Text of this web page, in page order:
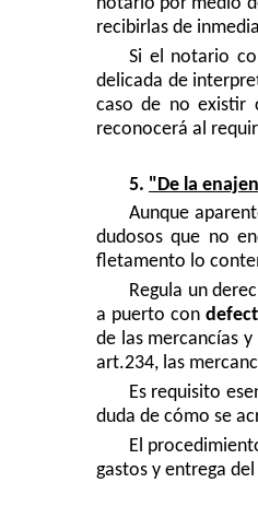
recibirlas de
Si el notario
delicada de
caso de no existir
reconocerá al
5. "De la
Aunque
dudosos que no
fletamento lo
Regula un
a puerto con
de las mercancías
art.234, las
Es requisito
duda de cómo se
El
gastos y entrega